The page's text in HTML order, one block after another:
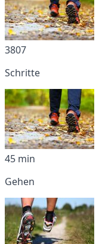
3807
Schritte
45 min
Gehen